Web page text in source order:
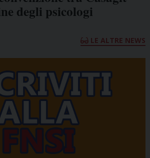
degli psicologi
LE ALTRE NEWS